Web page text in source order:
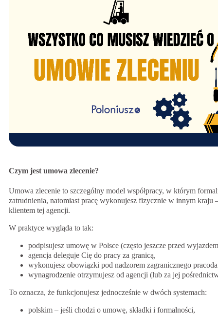
Czym jest umowa zlecenie?
Umowa zlecenie to szczególny model współpracy, w którym
zatrudnienia, natomiast pracę wykonujesz fizycznie w innym kraju
klientem tej agencji.
W praktyce wygląda to tak:
podpisujesz umowę w Polsce (często jeszcze przed
agencja deleguje Cię do pracy za granicą,
wykonujesz obowiązki pod nadzorem zagranicznego
wynagrodzenie otrzymujesz od agencji (lub za jej
To oznacza, że funkcjonujesz jednocześnie w dwóch systemach:
polskim – jeśli chodzi o umowę, składki i formalności,